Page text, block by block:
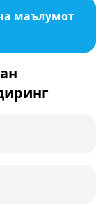
маълумот